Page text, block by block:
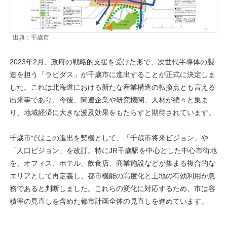
出典：千歳市
2023年2月、政府の戦略的支援を受けた形で、次世代半導体の製
造を担う「ラピダス」が千歳市に進出することが正式に決定しま
した。これは北海道における新たな産業構造の転換点とも言える
出来事であり、今後、関連企業や研究機関、人材が続々と集ま
り、地域経済に大きな波及効果をもたらすと期待されています。
千歳市ではこの進出を契機として、「千歳市将来ビジョン」や
「人口ビジョン」を改訂。特にJR千歳駅を中心とした中心市街地
を、オフィス、ホテル、飲食店、商業施設などが集まる複合的な
エリアとして再定義し、都市機能の高度化と土地の有効利用が急
務であると判断しました。これらの変化に対応するため、市は容
積率の見直しを含めた都市計画全体の見直しを進めています。